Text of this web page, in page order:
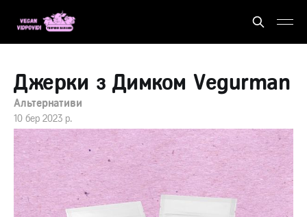
Джерки з Димком Vegurman
Альтернативи
10 бер 2023 р.